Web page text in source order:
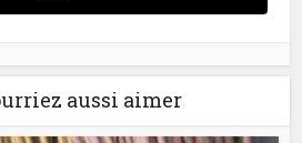
aussi aimer